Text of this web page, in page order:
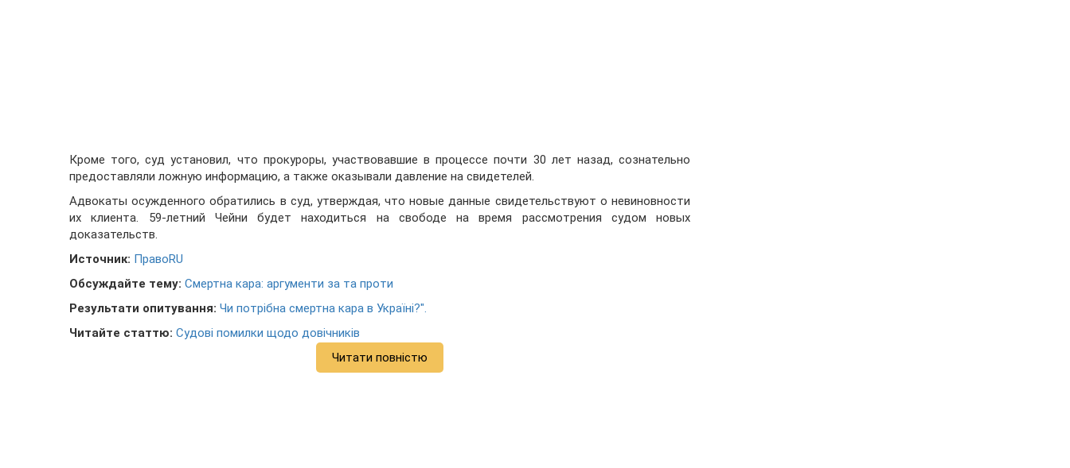
Кроме того, суд установил, что прокуроры, участвовавшие в процессе почти 30 лет назад, сознательно
предоставляли ложную информацию, а также оказывали давление на свидетелей.
Адвокаты осужденного обратились в суд, утверждая, что новые данные свидетельствуют о невиновности
их клиента. 59-летний Чейни будет находиться на свободе на время рассмотрения судом новых
доказательств.
Источник: ПравоRU
Обсуждайте тему: Смертна кара: аргументи за та проти
Результати опитування: Чи потрібна смертна кара в Україні?".
Читайте статтю: Судові помилки щодо довічників
Читати повністю